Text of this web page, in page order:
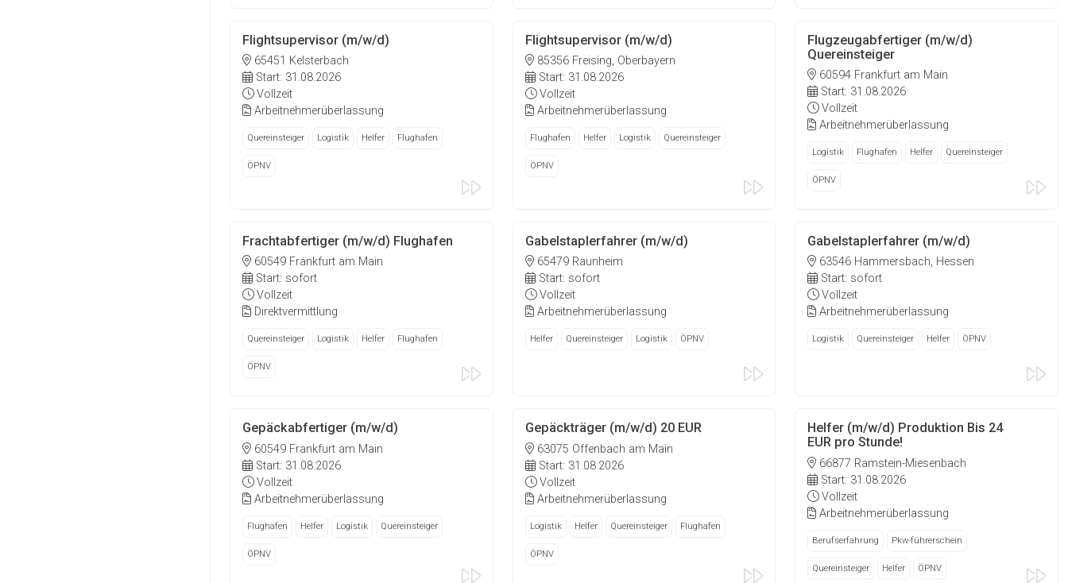
Flightsupervisor (m/w/d)
65451 Kelsterbach
Start: 31.08.2026
Vollzeit
Arbeitnehmerüberlassung
Quereinsteiger Logistik Helfer Flughafen
ÖPNV
Flightsupervisor (m/w/d)
85356 Freising, Oberbayern
Start: 31.08.2026
Vollzeit
Arbeitnehmerüberlassung
Flughafen Helfer Logistik Quereinsteiger
ÖPNV
Flugzeugabfertiger (m/w/d)
Quereinsteiger
60594 Frankfurt am Main
Start: 31.08.2026
Vollzeit
Arbeitnehmerüberlassung
Logistik Flughafen Helfer Quereinsteiger
ÖPNV
Frachtabfertiger (m/w/d) Flughafen
60549 Frankfurt am Main
Start: sofort
Vollzeit
Direktvermittlung
Quereinsteiger Logistik Helfer Flughafen
ÖPNV
Gabelstaplerfahrer (m/w/d)
65479 Raunheim
Start: sofort
Vollzeit
Arbeitnehmerüberlassung
Helfer Quereinsteiger Logistik ÖPNV
Gabelstaplerfahrer (m/w/d)
63546 Hammersbach, Hessen
Start: sofort
Vollzeit
Arbeitnehmerüberlassung
Logistik Quereinsteiger Helfer ÖPNV
Gepäckabfertiger (m/w/d)
60549 Frankfurt am Main
Start: 31.08.2026
Vollzeit
Arbeitnehmerüberlassung
Flughafen Helfer Logistik Quereinsteiger
ÖPNV
Gepäckträger (m/w/d) 20 EUR
63075 Offenbach am Main
Start: 31.08.2026
Vollzeit
Arbeitnehmerüberlassung
Logistik Helfer Quereinsteiger Flughafen
ÖPNV
Helfer (m/w/d) Produktion Bis 24
EUR pro Stunde!
66877 Ramstein-Miesenbach
Start: 31.08.2026
Vollzeit
Arbeitnehmerüberlassung
Berufserfahrung Pkw-führerschein
Quereinsteiger Helfer ÖPNV